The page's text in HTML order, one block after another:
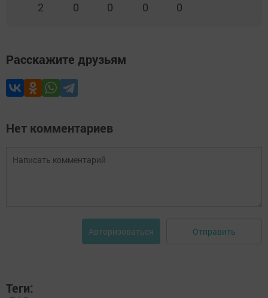
2 0 0 0 0
Расскажите друзьям
Нет комментариев
Авторизоваться Отправить
Теги: